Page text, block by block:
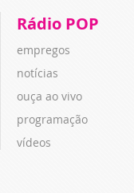
Rádio POP
empregos
notícias
ouça ao vivo
programação
vídeos